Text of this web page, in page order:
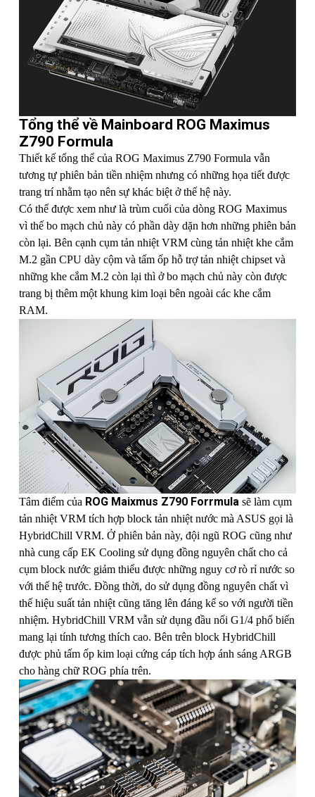
Tổng thể về Mainboard ROG Maximus
Z790 Formula
Thiết kế tổng thể của ROG Maximus Z790 Formula vẫn
tương tự phiên bản tiền nhiệm nhưng có những họa tiết được
trang trí nhằm tạo nên sự khác biệt ở thế hệ này.
Có thể được xem như là trùm cuối của dòng ROG Maximus
vì thế bo mạch chủ này có phần dày dặn hơn những phiên bản
còn lại. Bên cạnh cụm tản nhiệt VRM cùng tản nhiệt khe cắm
M.2 gần CPU dày cộm và tấm ốp hỗ trợ tản nhiệt chipset và
những khe cắm M.2 còn lại thì ở bo mạch chủ này còn được
trang bị thêm một khung kim loại bên ngoài các khe cắm
RAM.
Tâm điểm của ROG Maixmus Z790 Forrmula sẽ làm cụm
tản nhiệt VRM tích hợp block tản nhiệt nước mà ASUS gọi là
HybridChill VRM. Ở phiên bản này, đội ngũ ROG cũng như
nhà cung cấp EK Cooling sử dụng đồng nguyên chất cho cả
cụm block nước giảm thiểu được những nguy cơ rò rỉ nước so
với thế hệ trước. Đồng thời, do sử dụng đồng nguyên chất vì
thế hiệu suất tản nhiệt cũng tăng lên đáng kể so với người tiền
nhiệm. HybridChill VRM vẫn sử dụng đầu nối G1/4 phổ biến
mang lại tính tương thích cao. Bên trên block HybridChill
được phủ tấm ốp kim loại cứng cáp tích hợp ánh sáng ARGB
cho hàng chữ ROG phía trên.